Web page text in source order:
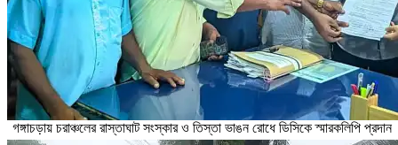
গঙ্গাচড়ায় চরাঞ্চলের রাস্তাঘাট সংস্কার ও তিস্তা ভাঙন রোধে ডিসিকে স্মারকলিপি প্রদান